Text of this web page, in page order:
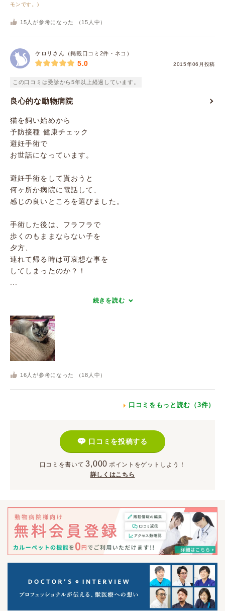
モンです。)
15 人が参考になった （ 15 人中）
ケロリさん（掲載口コミ2件・ネコ）
2015年06月投稿
5.0
この口コミは受診から5年以上経過しています。
良心的な動物病院
猫を飼い始めから
予防接種 健康チェック
避妊手術で
お世話になっています。
避妊手術をして貰おうと
何ヶ所か病院に電話して、
感じの良いところを選びました。
手術した後は、フラフラで
歩くのもままならない子を
夕方、
連れて帰る時は可哀想な事を
してしまったのか？！
続きを読む
16 人が参考になった （ 18 人中）
口コミをもっと読む（3件）
口コミを投稿する
口コミを書いて 3,000 ポイント をゲットしよう！
詳しくはこちら